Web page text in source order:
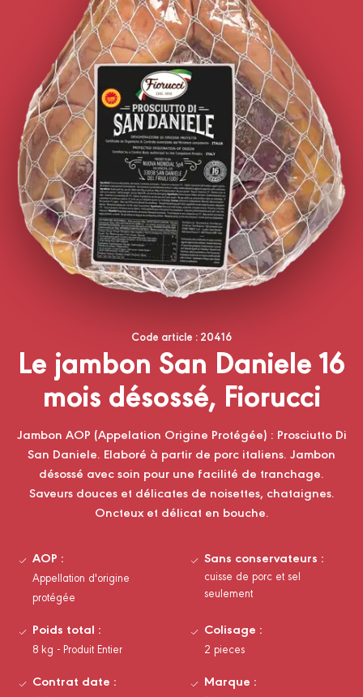
Code article : 20416
Le jambon San Daniele 16
mois désossé, Fiorucci
Jambon AOP (Appelation Origine Protégée) : Prosciutto Di
San Daniele. Elaboré à partir de porc italiens. Jambon
désossé avec soin pour une facilité de tranchage.
Saveurs douces et délicates de noisettes, chataignes.
Oncteux et délicat en bouche.
AOP :
Appellation d'origine
protégée
Sans conservateurs :
cuisse de porc et sel
seulement
Poids total :
8 kg - Produit Entier
Colisage :
2 pieces
Contrat date : Marque :